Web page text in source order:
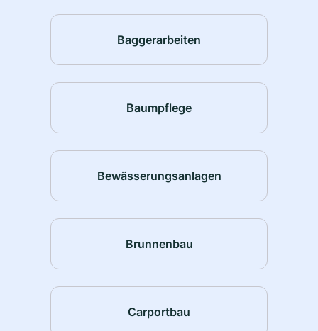
Baggerarbeiten
Baumpflege
Bewässerungsanlagen
Brunnenbau
Carportbau